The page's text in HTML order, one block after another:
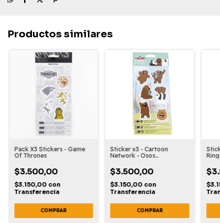
Productos similares
Pack X3 Stickers - Game
Of Thrones
$3.500,00
$3.150,00 con
Transferencia
Sticker x3 - Cartoon
Network - Osos
$3.500,00
$3.150,00 con
Transferencia